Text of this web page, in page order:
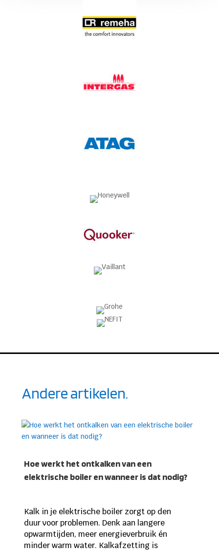
Andere artikelen.
Hoe werkt het ontkalken van een
elektrische boiler en wanneer is dat nodig?
Kalk in je elektrische boiler zorgt op den
duur voor problemen. Denk aan langere
opwarmtijden, meer energieverbruik én
minder warm water. Kalkafzetting is